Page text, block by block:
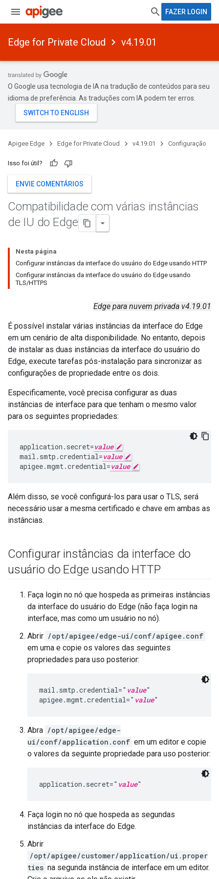
FAZER LOGIN
Edge for Private Cloud v4.19.01
O Google usa tecnologia de IA na tradução de conteúdos para seu
idioma de preferência. As traduções com IA podem ter erros.
Apigee Edge Edge for Private Cloud v4.19.01 Configuração
Isso foi útil?
ENVIE COMENTÁRIOS
Compatibilidade com várias instâncias
de IU do Edge
Nesta página
Configurar instâncias da interface do usuário do Edge usando HTTP
Configurar instâncias da interface do usuário do Edge usando
TLS/HTTPS
Edge para nuvem privada v4.19.01
É possível instalar várias instâncias da interface do Edge
em um cenário de alta disponibilidade. No entanto, depois
de instalar as duas instâncias da interface do usuário do
Edge, execute tarefas pós-instalação para sincronizar as
configurações de propriedade entre os dois.
Especificamente, você precisa configurar as duas
instâncias de interface para que tenham o mesmo valor
para os seguintes propriedades:
application.secret=value
mail.smtp.credential=value
apigee.mgmt.credential=value
Além disso, se você configurá-los para usar o TLS, será
necessário usar a mesma certificado e chave em ambas as
instâncias.
Configurar instâncias da interface do
usuário do Edge usando HTTP
Faça login no nó que hospeda as primeiras instâncias
da interface do usuário do Edge (não faça login na
interface, mas como um usuário no nó).
Abrir /opt/apigee/edge-ui/conf/apigee.conf
em uma e copie os valores das seguintes
propriedades para uso posterior:
mail.smtp.credential=" value"
apigee.mgmt.credential=" value"
Abra /opt/apigee/edge-
ui/conf/application.conf em um editor e copie
o valores da seguinte propriedade para uso posterior:
application.secret=" value"
Faça login no nó que hospeda as segundas
instâncias da interface do Edge.
Abrir
/opt/apigee/customer/application/ui.proper
ties na segunda instância de interface em um editor.